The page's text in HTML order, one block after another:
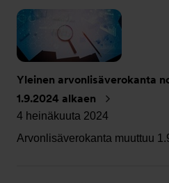
Yleinen arvonlisäverokanta
1.9.2024 alkaen
4 heinäkuuta 2024
Arvonlisäverokanta muuttuu